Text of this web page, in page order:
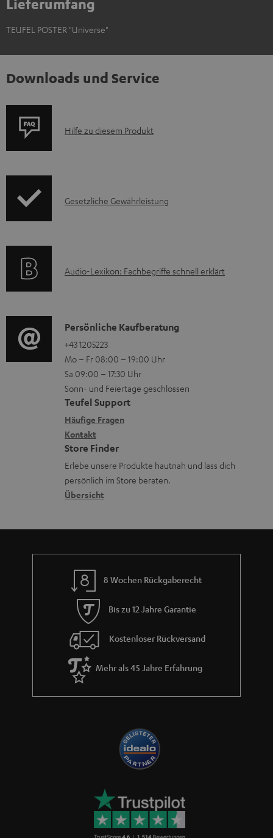
Lieferumfang
TEUFEL POSTER "Universe"
Downloads und Service
P
u
A
Hilfe zu diesem Produkt
I
r
t
i
o
n
e
n
z
u
r
G
r
a
Gesetzliche Gewährleistung
A
i
o
-
L
e
x
i
k
o
n
Audio-Lexikon: Fachbegriffe schnell erklärt
K
o
n
t
a
k
t
d
a
t
n
Persönliche Kaufberatung
+43 1205223
Mo – Fr 08:00 – 19:00 Uhr
Sa 09:00 – 17:30 Uhr
Sonn- und Feiertage geschlossen
Teufel Support
Häufige Fragen
Kontakt
Store Finder
Erlebe unsere Produkte hautnah und lass dich
persönlich im Store beraten.
Übersicht
8 Wochen Rückgaberecht
Bis zu 12 Jahre Garantie
Kostenloser Rückversand
Mehr als 45 Jahre Erfahrung